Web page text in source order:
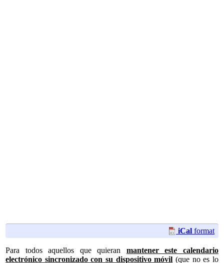
iCal format
Para todos aquellos que quieran mantener este calendario
electrónico sincronizado con su dispositivo móvil (que no es lo